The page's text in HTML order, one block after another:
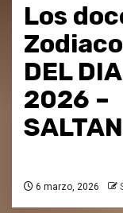
Los
Zodiaco
DEL
2026 –
6 marzo, 2026